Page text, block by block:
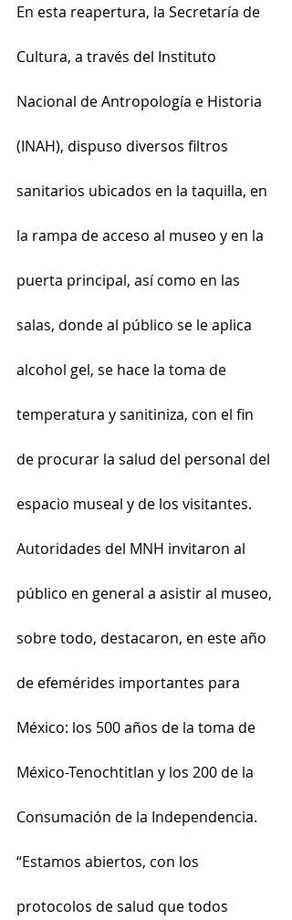
En esta reapertura, la Secretaría de
Cultura, a través del Instituto
Nacional de Antropología e Historia
(INAH), dispuso diversos filtros
sanitarios ubicados en la taquilla, en
la rampa de acceso al museo y en la
puerta principal, así como en las
salas, donde al público se le aplica
alcohol gel, se hace la toma de
temperatura y sanitiniza, con el fin
de procurar la salud del personal del
espacio museal y de los visitantes.
Autoridades del MNH invitaron al
público en general a asistir al museo,
sobre todo, destacaron, en este año
de efemérides importantes para
México: los 500 años de la toma de
México-Tenochtitlan y los 200 de la
Consumación de la Independencia.
“Estamos abiertos, con los
protocolos de salud que todos